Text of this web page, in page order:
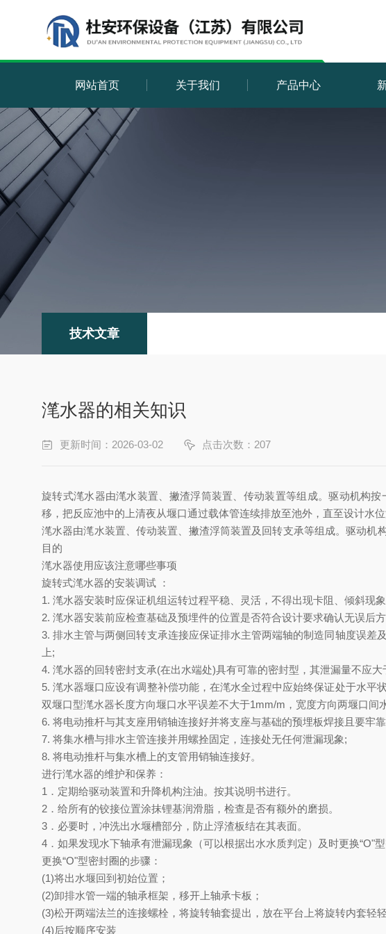
网站首页 关于我们 产品中心
技术文章
滗水器的相关知识
更新时间：2026-03-02 点击次数：207
旋转式滗水器由滗水装置、撇渣浮筒装置、传动装置等组成。驱动机构
移，把反应池中的上清夜从堰口通过载体管连续排放至池外，直至设计水位
滗水器由滗水装置、传动装置、撇渣浮筒装置及回转支承等组成。驱动
目的
滗水器使用应该注意哪些事项
旋转式滗水器的安装调试 ：
1. 滗水器安装时应保证机组运转过程平稳、灵活，不得出现卡阻、倾斜现
2. 滗水器安装前应检查基础及预埋件的位置是否符合设计要求确认无误后
3.排水主管与两侧回转支承连接应保证排水主管两端轴的制造同轴度误差
上;
4. 滗水器的回转密封支承(在出水端处)具有可靠的密封型，其泄漏量不应大
5.滗水器堰口应设有调整补偿功能，在滗水全过程中应始终保证处于水
双堰口型滗水器长度方向堰口水平误差不大于1mm/m ，宽度方向两堰口间
6. 将电动推杆与其支座用销轴连接好并将支座与基础的预埋板焊接且要牢靠
7. 将集水槽与排水主管连接并用螺拴固定，连接处无任何泄漏现象;
8. 将电动推杆与集水槽上的支管用销轴连接好。
进行滗水器的维护和保养 ：
1． 定期给驱动装置和升降机构注油。按其说明书进行。
2． 给所有的铰接位置涂抹锂基润滑脂，检查是否有额外的磨损。
3 ．必要时，冲洗出水堰槽部分，防止浮渣板结在其表面。
4 ．如果发现水下轴承有泄漏现象（可以根据出水水质判定）及时更换“O"型
更换“O"型密封圈的步骤：
(1)将出水堰回到初始位置；
(2)卸排水管一端的轴承框架，移开上轴承卡板；
(3)松开两端法兰的连接螺栓，将旋转轴套提出，放在平台上将旋转内套轻
(4)后按顺序安装